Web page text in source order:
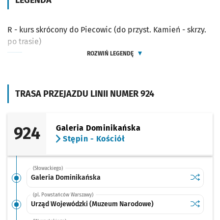
TRASA PRZEJAZDU LINII NUMER 924
924
Galeria Dominikańska
Stępin - Kościół
(Słowackiego)
Galeria Dominikańska Sprawdź
Galeria
(pl. Powstańców Warszawy)
Urząd Wojewódzki (Muzeum Narodowe) Sprawdź
Urząd
R - kurs skrócony do Piecowic (do przyst. Kamień - skrzy.
po trasie)
ROZWIŃ LEGENDĘ